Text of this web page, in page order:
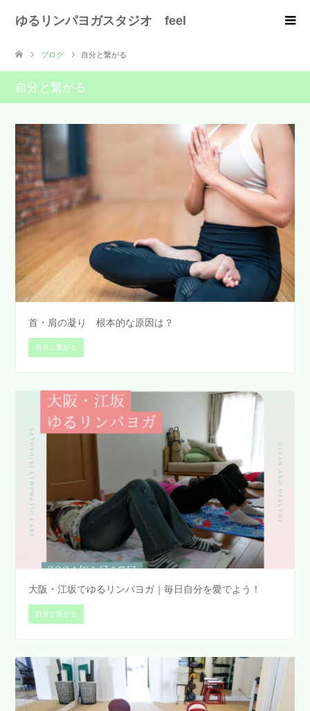
ゆるリンパヨガスタジオ feel
ブログ 自分と繋がる
自分と繋がる
首・肩の凝り 根本的な原因は？
自分と繋がる
大阪・江坂でゆるリンパヨガ｜毎日自分を愛でよう！
自分と繋がる